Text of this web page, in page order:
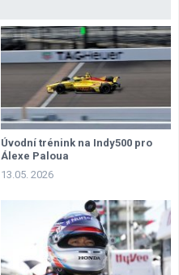
Úvodní trénink na Indy500 pro
Álexe Paloua
13.05. 2026